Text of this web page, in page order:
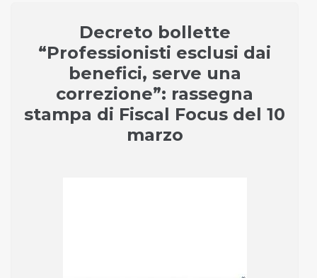
Decreto bollette
“Professionisti esclusi dai
benefici, serve una
correzione”: rassegna
stampa di Fiscal Focus del 10
marzo